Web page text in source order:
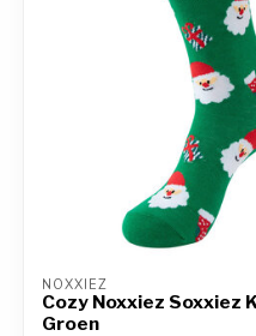
NOXXIEZ
Cozy Noxxiez Soxxiez
Groen